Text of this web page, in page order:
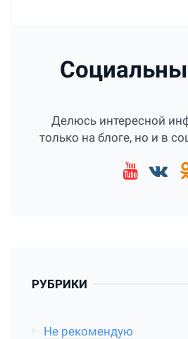
Делюсь интересной
только на блоге, но и в
РУБРИКИ
Не рекомендую